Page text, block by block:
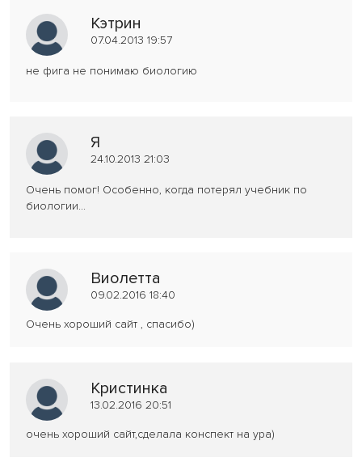
Кэтрин
07.04.2013 19:57
не фига не понимаю биологию
Я
24.10.2013 21:03
Очень помог! Особенно, когда потерял учебник по
биологии...
Виолетта
09.02.2016 18:40
Очень хороший сайт , спасибо)
Кристинка
13.02.2016 20:51
очень хороший сайт,сделала конспект на ура)